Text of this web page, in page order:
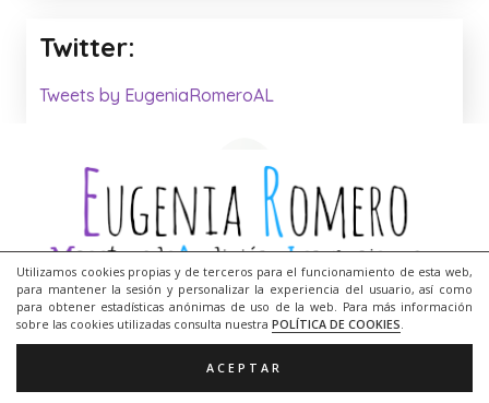
Utilizamos cookies propias y de terceros para el funcionamiento de esta web,
para mantener la sesión y personalizar la experiencia del usuario, así como
para obtener estadísticas anónimas de uso de la web. Para más información
sobre las cookies utilizadas consulta nuestra POLÍTICA DE COOKIES.
ACEPTAR
Twitter:
Tweets by EugeniaRomeroAL
Me llamoEugenia Romero, soy diplomada en
profesorado de EGB y maestra de Audición y
Lenguaje desde el año 1999. Trabajo en el CEIP